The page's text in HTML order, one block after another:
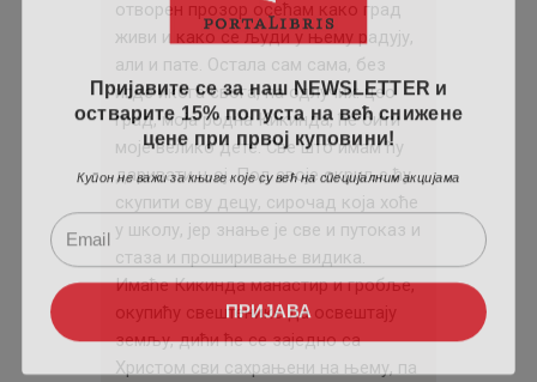
отворен прозор осећам како град
живи и како се људи у њему радују,
али и пате. Остала сам сама, без
игде икога свога, па одлучих: цео
град, моја родна Кикинда, ће бити
моје велико дете. Све што имам ћу
даривати њој. Под своје окриље ћу
скупити сву децу, сирочад која хоће
у школу, јер знање је све и путоказ и
стаза и проширивање видика.
Имаће Кикинда манастир и гробље,
окупићу свештенике да освештају
земљу, дићи ће се заједно са
Христом сви сахрањени на њему, па
Пријавите се за наш NEWSLETTER и
остварите 15% попуста на већ снижене
цене при првој куповини!
Купон не важи за књиге које су већ на специјалним акцијама
ПРИЈАВА